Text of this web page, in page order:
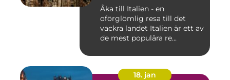
Åka till Italien - en
oförglömlig resa till det
vackra landet Italien är ett av
de mest populära re...
18. jan